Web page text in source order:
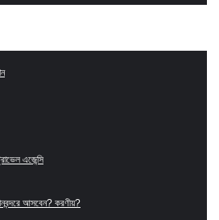
এজেন্সি
আসবেন? করণীয়?